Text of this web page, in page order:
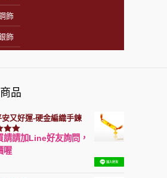
飾
飾
品
又好運-硬金編織手鍊
滿分 5
請請加Line好友詢問，
喔